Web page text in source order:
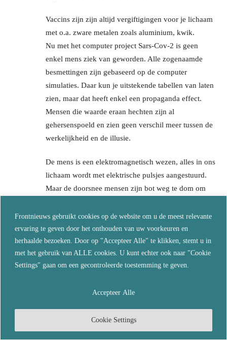
Frontnieuws gebruikt cookies op de website om u de meest relevante
ervaring te geven door het onthouden van uw voorkeuren en
herhaalde bezoeken. Door op "Accepteer Alle" te klikken, stemt u in
met het gebruik van ALLE cookies. U kunt echter ook naar "Cookie
Settings" gaan om een gecontroleerde toestemming te geven.
Cookie Settings
Accepteer Alle
Vaccins zijn zijn altijd vergiftigingen voor je lichaam
met o.a. zware metalen zoals aluminium, kwik.
Nu met het computer project Sars-Cov-2 is geen
enkel mens ziek van geworden. Alle zogenaamde
besmettingen zijn gebaseerd op de computer
simulaties. Daar kun je uitstekende tabellen van laten
zien, maar dat heeft enkel een propaganda effect.
Mensen die waarde eraan hechten zijn al
gehersenspoeld en zien geen verschil meer tussen de
werkelijkheid en de illusie.
De mens is een elektromagnetisch wezen, alles in ons
lichaam wordt met elektrische pulsjes aangestuurd.
Maar de doorsnee mensen zijn bot weg te dom om
Smartphone die een verlengstuk van hun zelf zijn
geworden. Omarmen het 4,4+ en het 5G netwerk.
Sommigen gaan al helemaal op in hun virtuele
games, waardoor ze af en toe geen verschil meer zien
tussen fysieke werkelijkheid en die virtuele
je magnetron, die een glas water binnen een minuut
aan het koken krijgt. Daar de mens nog voor 75% uit